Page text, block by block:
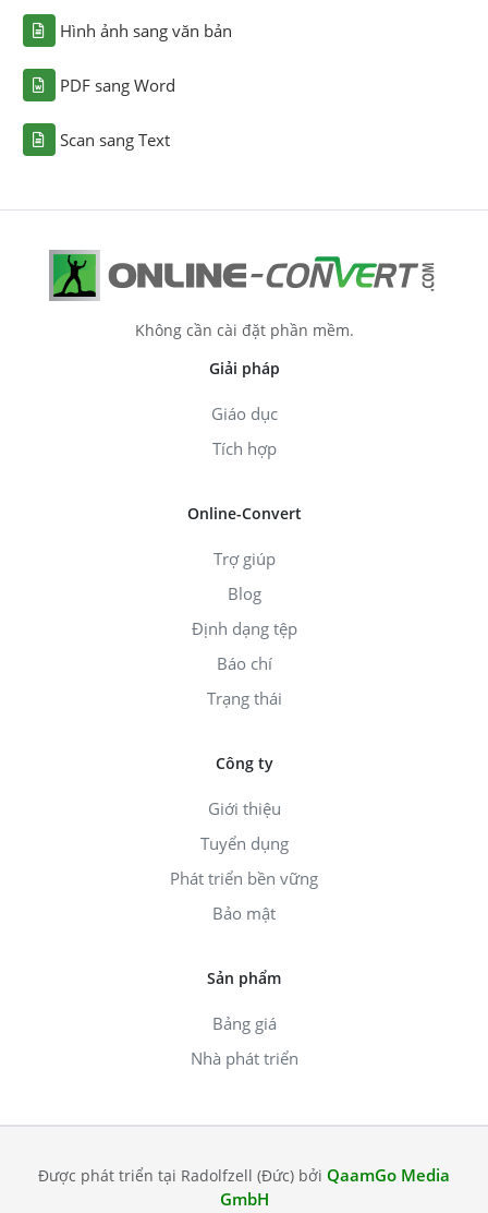
Hình ảnh sang văn bản
PDF sang Word
Scan sang Text
Không cần cài đặt phần mềm.
Giải pháp
Giáo dục
Tích hợp
Online-Convert
Trợ giúp
Blog
Định dạng tệp
Báo chí
Trạng thái
Công ty
Giới thiệu
Tuyển dụng
Phát triển bền vững
Bảo mật
Sản phẩm
Bảng giá
Nhà phát triển
Được phát triển tại Radolfzell (Đức) bởi QaamGo Media
GmbH